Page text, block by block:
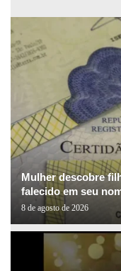
Mulher descobre
falecido em seu
8 de agosto de 2026